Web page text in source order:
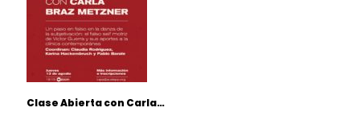
Clase Abierta con Carla…